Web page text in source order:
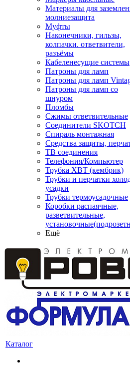
Материалы для
молниезащита
Муфты
Наконечники, гильзы,
колпачки. ответвители,
разъёмы
Кабеленесущие системы
Патроны для ламп
Патроны для ламп
Патроны для ламп со
шнуром
Пломбы
Сжимы ответвительные
Соединители SKOTCH
Спираль монтажная
Средства защиты,
ТВ соединения
Телефония/Компьютер
Трубка ХВТ (кембрик)
Трубки и перчатки
усадки
Трубки термоусадочные
Коробки распаячные,
разветвительные,
Ещё
Каталог